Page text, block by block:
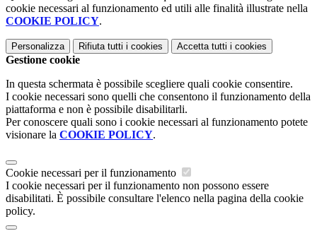
cookie necessari al funzionamento ed utili alle finalità illustrate nella
COOKIE POLICY.
Personalizza Rifiuta tutti i cookies Accetta tutti i cookies
Gestione cookie
In questa schermata è possibile scegliere quali cookie consentire.
I cookie necessari sono quelli che consentono il funzionamento della
piattaforma e non è possibile disabilitarli.
Per conoscere quali sono i cookie necessari al funzionamento potete
visionare la COOKIE POLICY.
Cookie necessari per il funzionamento
I cookie necessari per il funzionamento non possono essere
disabilitati. È possibile consultare l'elenco nella pagina della cookie
policy.